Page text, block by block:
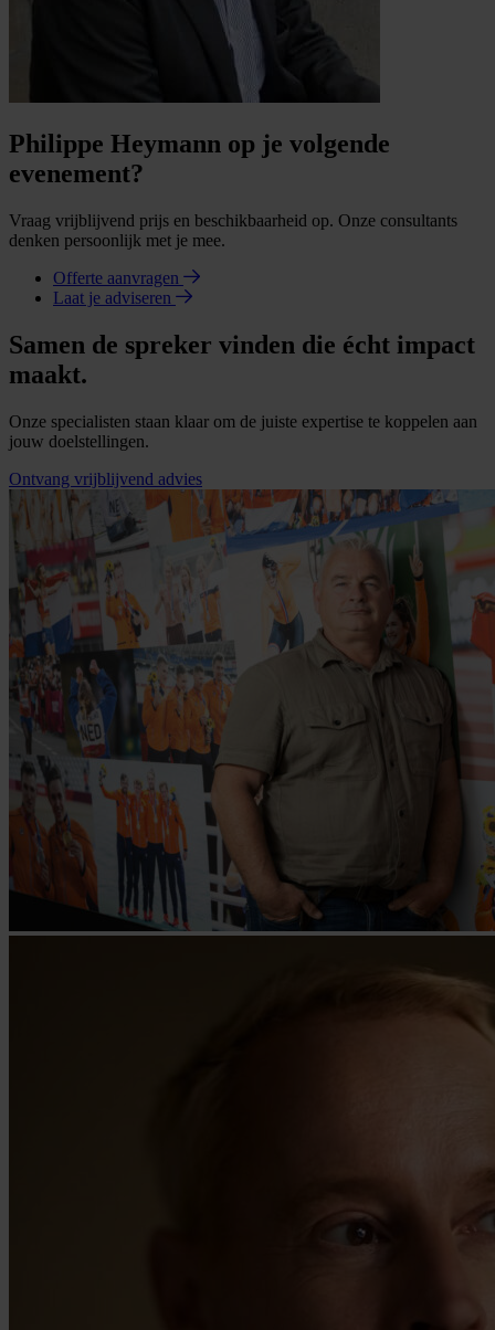
Philippe Heymann op je volgende
evenement?
Vraag vrijblijvend prijs en beschikbaarheid op. Onze consultants
denken persoonlijk met je mee.
Offerte aanvragen
Laat je adviseren
Samen de spreker vinden die écht impact
maakt.
Onze specialisten staan klaar om de juiste expertise te koppelen aan
jouw doelstellingen.
Ontvang vrijblijvend advies